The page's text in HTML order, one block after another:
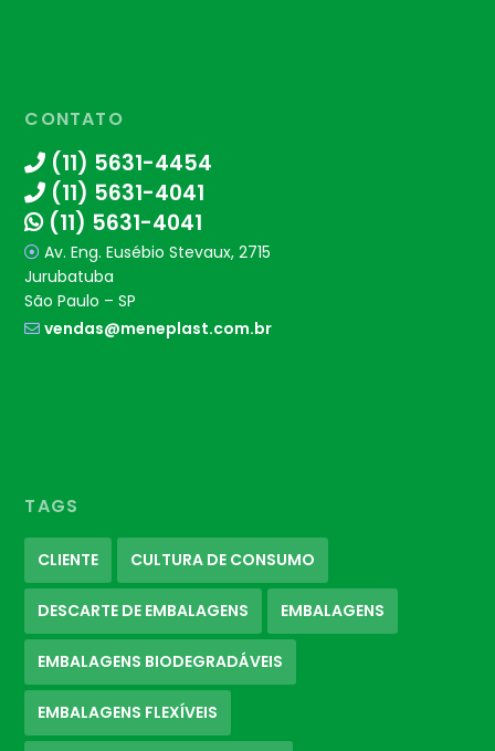
CONTATO
(11) 5631-4454
(11) 5631-4041
(11) 5631-4041
Av. Eng. Eusébio Stevaux, 2715
Jurubatuba
São Paulo – SP
vendas@meneplast.com.br
TAGS
CLIENTE CULTURA DE CONSUMO
DESCARTE DE EMBALAGENS EMBALAGENS
EMBALAGENS BIODEGRADÁVEIS
EMBALAGENS FLEXÍVEIS